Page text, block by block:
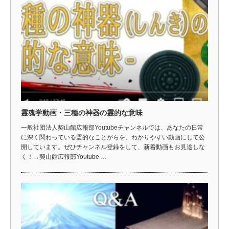
霊魂学動画・三種の神器の霊的な意味
一般社団法人契山館広報部Youtubeチャンネルでは、あなたの日常
に深く関わっている霊的なことがらを、わかりやすい動画にして公
開しています。ぜひチャンネル登録をして、新着動画もお見逃しな
く！→契山館広報部Youtube …